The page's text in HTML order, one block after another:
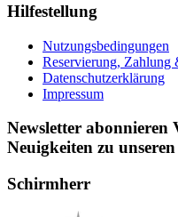
Hilfestellung
Nutzungsbedingungen
Reservierung, Zahlung
Datenschutzerklärung
Impressum
Newsletter abonnieren
Neuigkeiten zu
Schirmherr